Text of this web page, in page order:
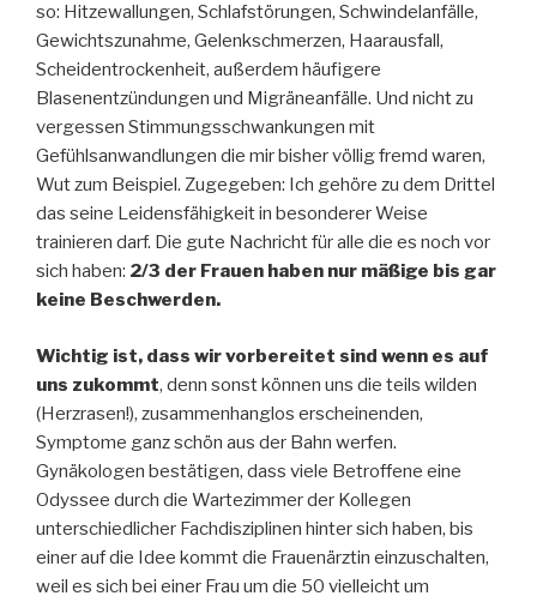
so: Hitzewallungen, Schlafstörungen, Schwindelanfälle,
Gewichtszunahme, Gelenkschmerzen, Haarausfall,
Scheidentrockenheit, außerdem häufigere
Blasenentzündungen und Migräneanfälle. Und nicht zu
vergessen Stimmungsschwankungen mit
Gefühlsanwandlungen die mir bisher völlig fremd waren,
Wut zum Beispiel. Zugegeben: Ich gehöre zu dem Drittel
das seine Leidensfähigkeit in besonderer Weise
trainieren darf. Die gute Nachricht für alle die es noch vor
sich haben: 2/3 der Frauen haben nur mäßige bis gar
keine Beschwerden.
Wichtig ist, dass wir vorbereitet sind wenn es auf
uns zukommt, denn sonst können uns die teils wilden
(Herzrasen!), zusammenhanglos erscheinenden,
Symptome ganz schön aus der Bahn werfen.
Gynäkologen bestätigen, dass viele Betroffene eine
Odyssee durch die Wartezimmer der Kollegen
unterschiedlicher Fachdisziplinen hinter sich haben, bis
einer auf die Idee kommt die Frauenärztin einzuschalten,
weil es sich bei einer Frau um die 50 vielleicht um